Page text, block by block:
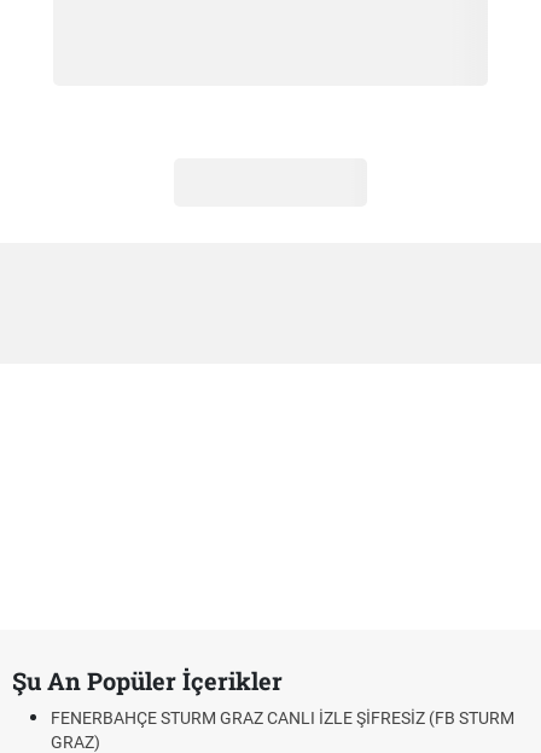
Şu An Popüler İçerikler
FENERBAHÇE STURM GRAZ CANLI İZLE ŞİFRESİZ (FB STURM
GRAZ)